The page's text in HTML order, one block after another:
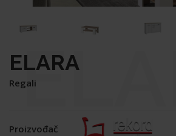
ELARA
Regali
Proizvođač